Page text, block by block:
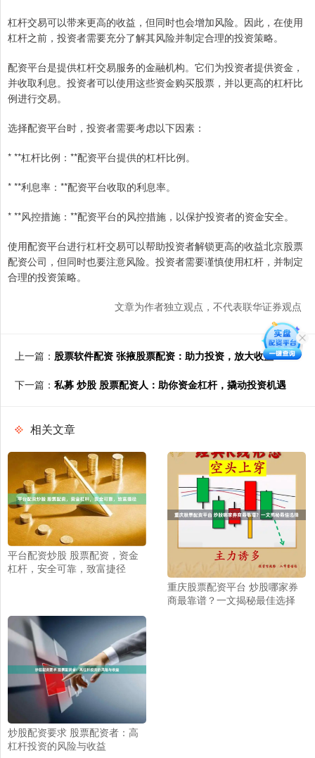
杠杆交易可以带来更高的收益，但同时也会增加风险。因此，在使用
杠杆之前，投资者需要充分了解其风险并制定合理的投资策略。
配资平台是提供杠杆交易服务的金融机构。它们为投资者提供资金，
并收取利息。投资者可以使用这些资金购买股票，并以更高的杠杆比
例进行交易。
选择配资平台时，投资者需要考虑以下因素：
* **杠杆比例：**配资平台提供的杠杆比例。
* **利息率：**配资平台收取的利息率。
* **风控措施：**配资平台的风控措施，以保护投资者的资金安全。
使用配资平台进行杠杆交易可以帮助投资者解锁更高的收益北京股票
配资公司，但同时也要注意风险。投资者需要谨慎使用杠杆，并制定
合理的投资策略。
文章为作者独立观点，不代表联华证券观点
上一篇： 股票软件配资 张掖股票配资：助力投资，放大收益
下一篇： 私募 炒股 股票配资人：助你资金杠杆，撬动投资机遇
相关文章
平台配资炒股 股票配资，资金
杠杆，安全可靠，致富捷径
重庆股票配资平台 炒股哪家券
商最靠谱？一文揭秘最佳选择
炒股配资要求 股票配资者：高
杠杆投资的风险与收益